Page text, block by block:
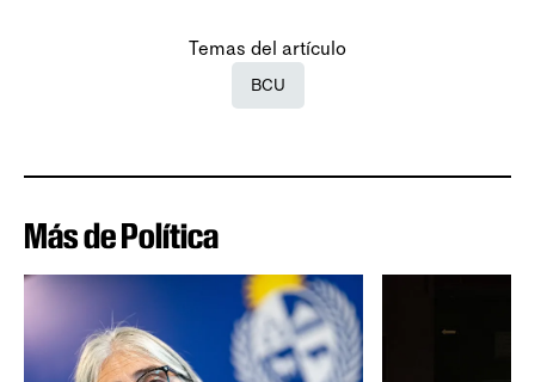
Temas del artículo
BCU
Más de Política